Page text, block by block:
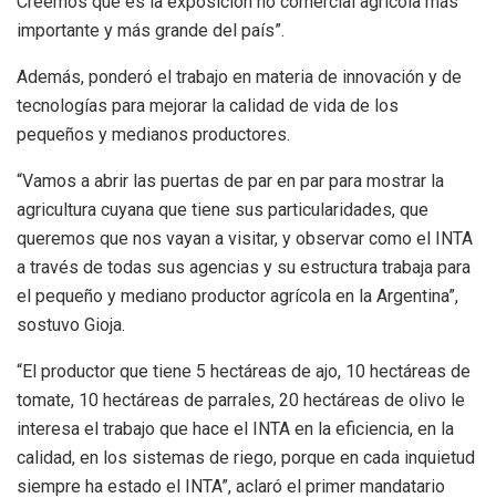
importante y más grande del país”.
Además, ponderó el trabajo en materia de innovación y de
tecnologías para mejorar la calidad de vida de los
pequeños y medianos productores.
“Vamos a abrir las puertas de par en par para mostrar la
agricultura cuyana que tiene sus particularidades, que
queremos que nos vayan a visitar, y observar como el INTA
a través de todas sus agencias y su estructura trabaja para
el pequeño y mediano productor agrícola en la Argentina”,
sostuvo Gioja.
“El productor que tiene 5 hectáreas de ajo, 10 hectáreas de
tomate, 10 hectáreas de parrales, 20 hectáreas de olivo le
interesa el trabajo que hace el INTA en la eficiencia, en la
calidad, en los sistemas de riego, porque en cada inquietud
siempre ha estado el INTA”, aclaró el primer mandatario